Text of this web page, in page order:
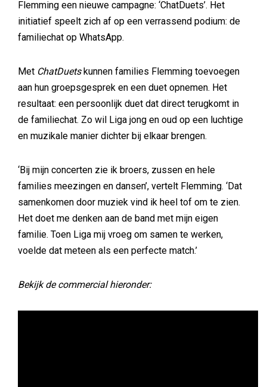
Flemming een nieuwe campagne: ‘ChatDuets’. Het
initiatief speelt zich af op een verrassend podium: de
familiechat op WhatsApp.
Met ChatDuetskunnen families Flemming toevoegen
aan hun groepsgesprek en een duet opnemen. Het
resultaat: een persoonlijk duet dat direct terugkomt in
de familiechat. Zo wil Liga jong en oud op een luchtige
en muzikale manier dichter bij elkaar brengen.
‘Bij mijn concerten zie ik broers, zussen en hele
families meezingen en dansen’, vertelt Flemming. ‘Dat
samenkomen door muziek vind ik heel tof om te zien.
Het doet me denken aan de band met mijn eigen
familie. Toen Liga mij vroeg om samen te werken,
voelde dat meteen als een perfecte match.’
Bekijk de commercial hieronder: